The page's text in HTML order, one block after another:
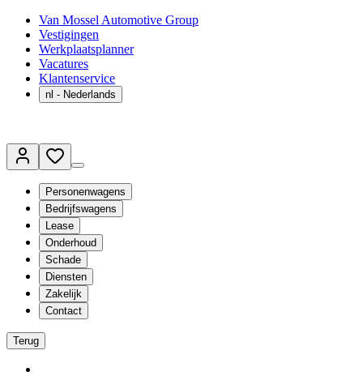
Van Mossel Automotive Group
Vestigingen
Werkplaatsplanner
Vacatures
Klantenservice
nl - Nederlands
Personenwagens
Bedrijfswagens
Lease
Onderhoud
Schade
Diensten
Zakelijk
Contact
Terug